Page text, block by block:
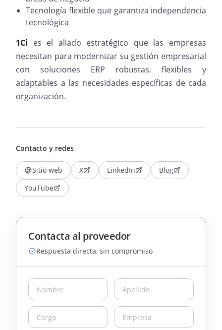
Tecnología flexible que garantiza independencia
tecnológica
1Ci es el aliado estratégico que las empresas
necesitan para modernizar su gestión empresarial
con soluciones ERP robustas, flexibles y
adaptables a las necesidades específicas de cada
organización.
Contacto y redes
Sitio web X LinkedIn
Blog
YouTube
Contacta al proveedor
Respuesta directa, sin compromiso